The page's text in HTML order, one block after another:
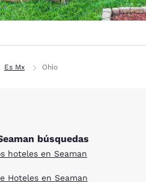
Es Mx Ohio
búsquedas
hoteles en Seaman
Hoteles en Seaman